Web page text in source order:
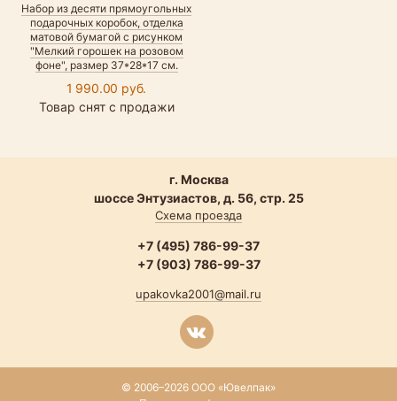
Набор из десяти прямоугольных
подарочных коробок, отделка
матовой бумагой с рисунком
"Мелкий горошек на розовом
фоне", размер 37*28*17 см.
1 990.00 руб.
Товар снят с продажи
г. Москва
шоссе Энтузиастов, д. 56, стр. 25
Схема проезда
+7 (495) 786-99-37
+7 (903) 786-99-37
upakovka2001@mail.ru
© 2006–2026 ООО «Ювелпак»